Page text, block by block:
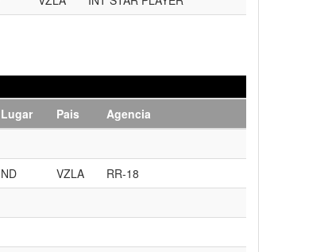
Lugar Pais
Agencia
ND VZLA
RR-18